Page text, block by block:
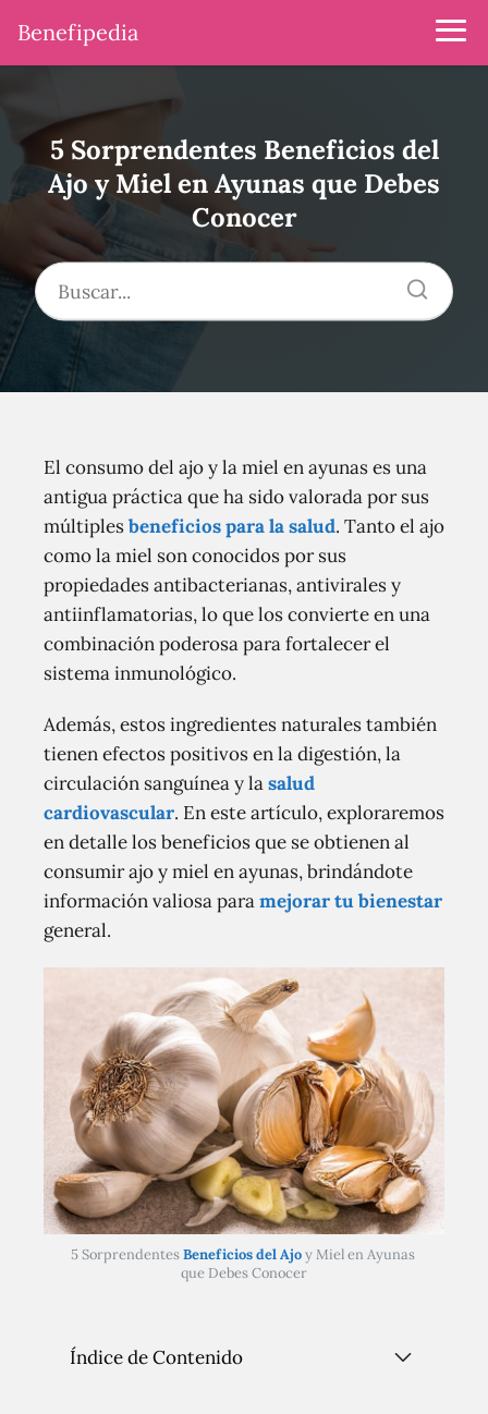
Benefipedia
5 Sorprendentes Beneficios del
Ajo y Miel en Ayunas que Debes
Conocer
El consumo del ajo y la miel en ayunas es una
antigua práctica que ha sido valorada por sus
múltiplesbeneficios para la salud. Tanto el ajo
como la miel son conocidos por sus
propiedades antibacterianas, antivirales y
antiinflamatorias, lo que los convierte en una
combinación poderosa para fortalecer el
sistema inmunológico.
Además, estos ingredientes naturales también
tienen efectos positivos en la digestión, la
circulación sanguínea y lasalud
cardiovascular. En este artículo, exploraremos
en detalle los beneficios que se obtienen al
consumir ajo y miel en ayunas, brindándote
información valiosa paramejorar tu bienestar
general.
5 Sorprendentes Beneficios del Ajo y Miel en Ayunas
que Debes Conocer
Índice de Contenido